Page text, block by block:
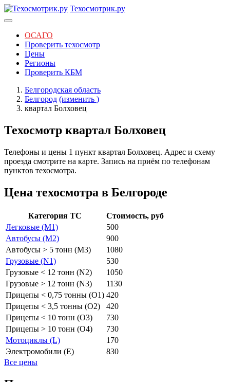
Техосмотрик.ру
ОСАГО
Проверить техосмотр
Цены
Регионы
Проверить КБМ
Белгородская область
Белгород (изменить )
квартал Болховец
Техосмотр квартал Болховец
Телефоны и цены 1 пункт квартал Болховец. Адрес и схему
проезда смотрите на карте. Запись на приём по телефонам
пунктов техосмотра.
Цена техосмотра в Белгороде
Категория ТС
Стоимость, руб
Легковые (M1)
500
Автобусы (M2)
900
Автобусы > 5 тонн (M3)
1080
Грузовые (N1)
530
Грузовые < 12 тонн (N2)
1050
Грузовые > 12 тонн (N3)
1130
Прицепы < 0,75 тонны (O1) 420
Прицепы < 3,5 тонны (O2)
420
Прицепы < 10 тонн (O3)
730
Прицепы > 10 тонн (O4)
730
Мотоциклы (L)
170
Электромобили (E)
830
Все цены